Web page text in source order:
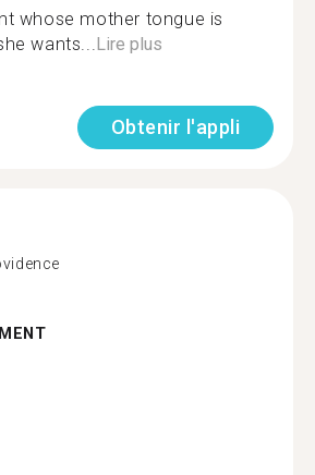
whose mother tongue is
wants... Lire plus
Obtenir l'appli